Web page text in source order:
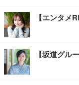
【エンタメ
【坂道グル